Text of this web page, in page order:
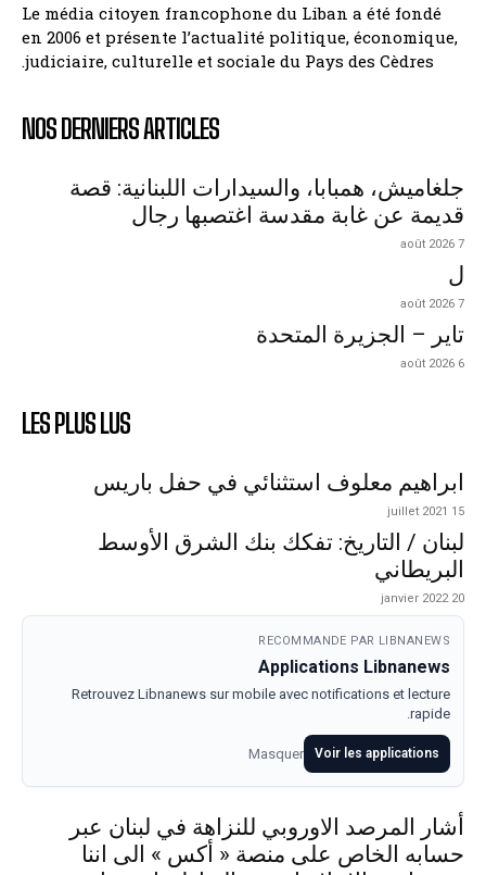
Le média citoyen francophone du Liban a été fondé
en 2006 et présente l’actualité politique, économique,
judiciaire, culturelle et sociale du Pays des Cèdres.
NOS DERNIERS ARTICLES
جلغاميش، همبابا، والسيدارات اللبنانية: قصة
قديمة عن غابة مقدسة اغتصبها رجال
7 août 2026
ل
7 août 2026
تاير – الجزيرة المتحدة
6 août 2026
LES PLUS LUS
ابراهيم معلوف استثنائي في حفل باريس
15 juillet 2021
لبنان / التاريخ: تفكك بنك الشرق الأوسط
البريطاني
20 janvier 2022
RECOMMANDE PAR LIBNANEWS
Applications Libnanews
Retrouvez Libnanews sur mobile avec notifications et lecture
rapide.
Voir les applications
Masquer
أشار المرصد الاوروبي للنزاهة في لبنان عبر
حسابه الخاص على منصة « أكس » الى اننا